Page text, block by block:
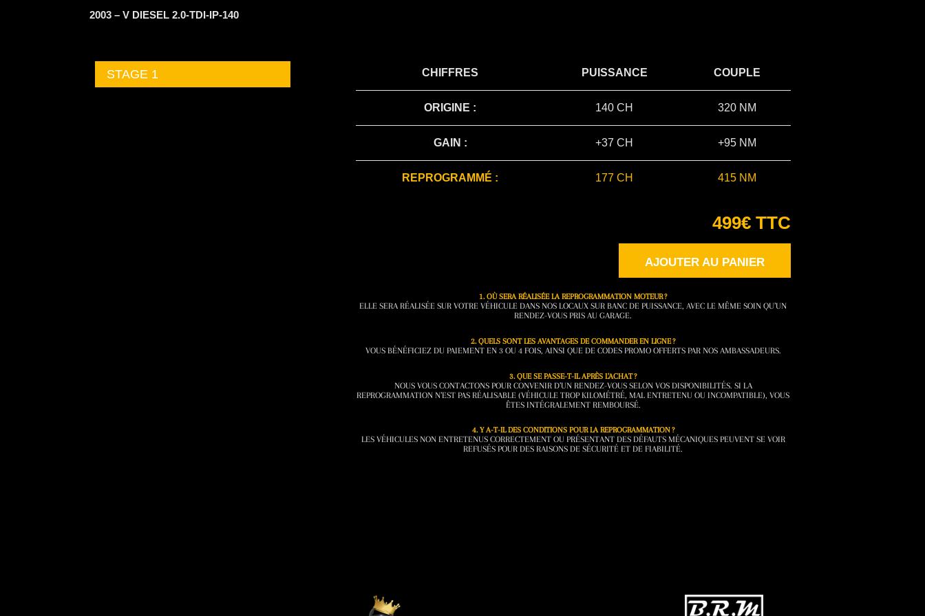
2003 – V DIESEL 2.0-TDI-IP-140
STAGE 1 CHIFFRES PUISSANCE COUPLE
ORIGINE : 140 CH 320 NM
GAIN : +37 CH +95 NM
REPROGRAMMÉ : 177 CH 415 NM
499€ TTC
AJOUTER AU PANIER
1. OÙ SERA RÉALISÉE LA REPROGRAMMATION MOTEUR ?
ELLE SERA RÉALISÉE SUR VOTRE VÉHICULE DANS NOS LOCAUX SUR BANC DE PUISSANCE, AVEC LE MÊME SOIN QU’UN
RENDEZ-VOUS PRIS AU GARAGE.
2. QUELS SONT LES AVANTAGES DE COMMANDER EN LIGNE ?
VOUS BÉNÉFICIEZ DU PAIEMENT EN 3 OU 4 FOIS, AINSI QUE DE CODES PROMO OFFERTS PAR NOS AMBASSADEURS.
3. QUE SE PASSE-T-IL APRÈS L’ACHAT ?
NOUS VOUS CONTACTONS POUR CONVENIR D’UN RENDEZ-VOUS SELON VOS DISPONIBILITÉS. SI LA
REPROGRAMMATION N’EST PAS RÉALISABLE (VÉHICULE TROP KILOMÉTRÉ, MAL ENTRETENU OU INCOMPATIBLE), VOUS
ÊTES INTÉGRALEMENT REMBOURSÉ.
4. Y A-T-IL DES CONDITIONS POUR LA REPROGRAMMATION ?
LES VÉHICULES NON ENTRETENUS CORRECTEMENT OU PRÉSENTANT DES DÉFAUTS MÉCANIQUES PEUVENT SE VOIR
REFUSÉS POUR DES RAISONS DE SÉCURITÉ ET DE FIABILITÉ.